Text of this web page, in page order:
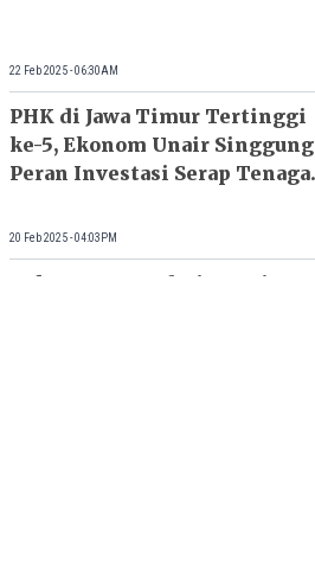
22 Feb 2025 - 06:30AM
PHK di Jawa Timur Tertinggi
ke-5, Ekonom Unair Singgung
Peran Investasi Serap Tenaga
20 Feb 2025 - 04:03PM
Tak Cuma Kawah Ijen, Ini 9